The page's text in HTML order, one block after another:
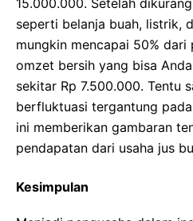
15.000.000. Setelah
seperti belanja buah, listrik,
mungkin mencapai 50% dari
omzet bersih yang bisa
sekitar Rp 7.500.000. Tentu
berfluktuasi tergantung
ini memberikan gambaran
pendapatan dari usaha jus
Kesimpulan